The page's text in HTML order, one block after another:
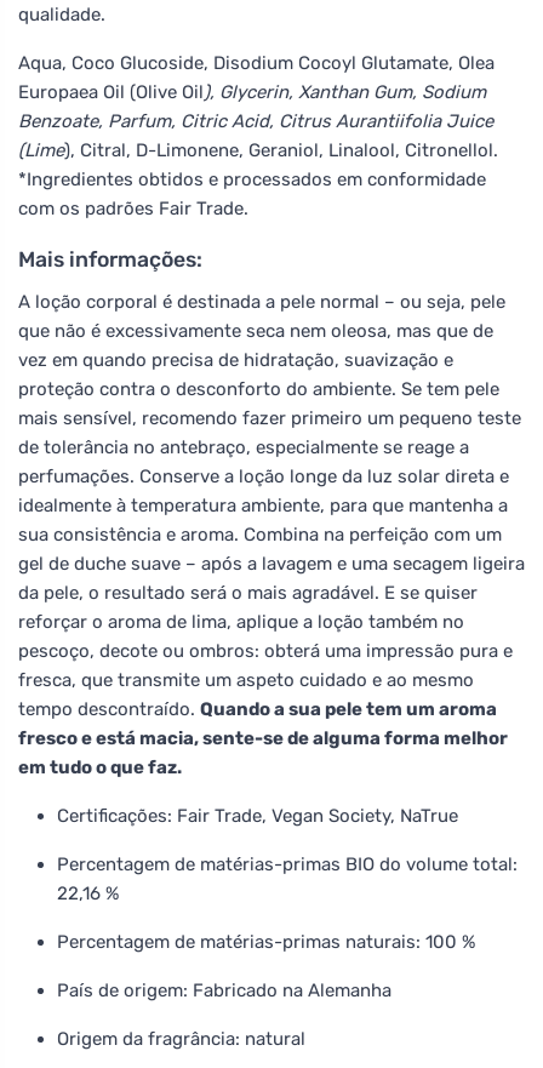
qualidade.
Aqua, Coco Glucoside, Disodium Cocoyl Glutamate, Olea
Europaea Oil (Olive Oil ), Glycerin, Xanthan Gum, Sodium
Benzoate, Parfum, Citric Acid, Citrus Aurantiifolia Juice
(Lime), Citral, D-Limonene, Geraniol, Linalool, Citronellol.
*Ingredientes obtidos e processados em conformidade
com os padrões Fair Trade.
Mais informações:
A loção corporal é destinada a pele normal – ou seja, pele
que não é excessivamente seca nem oleosa, mas que de
vez em quando precisa de hidratação, suavização e
proteção contra o desconforto do ambiente. Se tem pele
mais sensível, recomendo fazer primeiro um pequeno teste
de tolerância no antebraço, especialmente se reage a
perfumações. Conserve a loção longe da luz solar direta e
idealmente à temperatura ambiente, para que mantenha a
sua consistência e aroma. Combina na perfeição com um
gel de duche suave – após a lavagem e uma secagem ligeira
da pele, o resultado será o mais agradável. E se quiser
reforçar o aroma de lima, aplique a loção também no
pescoço, decote ou ombros: obterá uma impressão pura e
fresca, que transmite um aspeto cuidado e ao mesmo
tempo descontraído. Quando a sua pele tem um aroma
fresco e está macia, sente-se de alguma forma melhor
em tudo o que faz.
Certificações: Fair Trade, Vegan Society, NaTrue
Percentagem de matérias-primas BIO do volume total:
22,16 %
Percentagem de matérias-primas naturais: 100 %
País de origem: Fabricado na Alemanha
Origem da fragrância: natural